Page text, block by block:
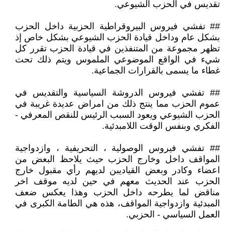
تقديس في الحزب الشيوعي.
## تفشي فيروس البيروقراطية الحزبية داخل الحزب
بشكل عام وداخل قيادة الحزب الشيوعي بشكل خاص إذ
تظهر مجموعة من المتنفذين في قيادة الحزب تقرر كل
شيء في الواقع الموضوعي الملموس ويتم ذلك تحت
غطاء ما يسمى بالقرارات الجماعية.
## تفشي فيروس الدروشة السياسية والتقديس في
عموم الحزب مما ينتج ذلك من امراض عديدة غريبة في
الحزب الشيوعي ويعود السبب الرئيس للنقص المعرفي -
الفكري وبنفس الوقت اللامبدئية.
## تفشي فيروس الوصولية ، التحريفية ، وازدواجية
المواقف داخل وخارج الحزب حيث يلاحظ البعض من
اعضاء وكادر وبعض القياديبن لديهم رأي مقبول خارج
الحزب عند الحديث معهم في حين لديه موقف اخر
مناقض لما يطرحه داخل الحزب وهذا يعكس ضعف
المبدئية وازدواجية المواقف، هذه هي الطامة الكبرى في
العمل السياسي - الحزبي.